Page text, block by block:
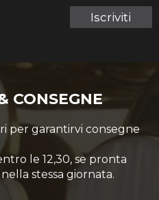
Iscriviti
CONSEGNE
per garantirvi consegne
le 12,30, se pronta
stessa giornata.